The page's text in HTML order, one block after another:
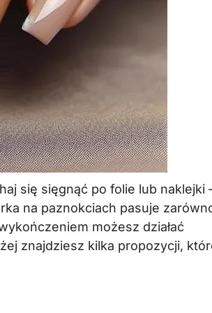
się sięgnąć po folie lub naklejki
na paznokciach pasuje
możesz działać
znajdziesz kilka propozycji,